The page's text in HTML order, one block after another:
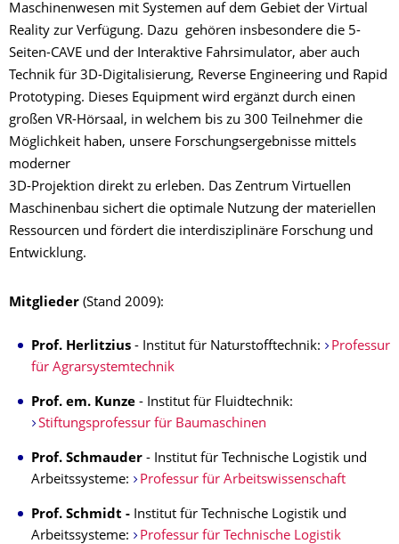
Maschinenwesen mit Systemen auf dem Gebiet der Virtual
Reality zur Verfügung. Dazu gehören insbesondere die 5-
Seiten-CAVE und der Interaktive Fahrsimulator, aber auch
Technik für 3D-Digitalisierung, Reverse Engineering und Rapid
Prototyping. Dieses Equipment wird ergänzt durch einen
großen VR-Hörsaal, in welchem bis zu 300 Teilnehmer die
Möglichkeit haben, unsere Forschungsergebnisse mittels
moderner
3D-Projektion direkt zu erleben. Das Zentrum Virtuellen
Maschinenbau sichert die optimale Nutzung der materiellen
Ressourcen und fördert die interdisziplinäre Forschung und
Entwicklung.
Mitglieder (Stand 2009):
Prof. Herlitzius - Institut für Naturstofftechnik:
Professur
für Agrarsystemtechnik
Prof. em. Kunze - Institut für Fluidtechnik:
Stiftungsprofessur für Baumaschinen
Prof. Schmauder - Institut für Technische Logistik und
Arbeitssysteme:
Professur für Arbeitswissenschaft
Prof. Schmidt - Institut für Technische Logistik und
Arbeitssysteme:
Professur für Technische Logistik